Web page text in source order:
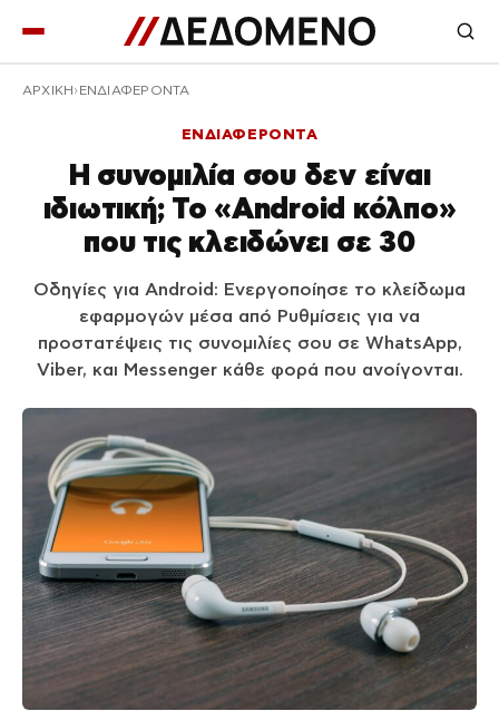
ΑΡΧΙΚΉ ΕΝΔΙΑΦΕΡΟΝΤΑ
ΕΝΔΙΑΦΕΡΟΝΤΑ
Η συνομιλία σου δεν είναι
ιδιωτική; Το «Android κόλπο»
που τις κλειδώνει σε 30
Οδηγίες για Android: Ενεργοποίησε το κλείδωμα
εφαρμογών μέσα από Ρυθμίσεις για να
προστατέψεις τις συνομιλίες σου σε WhatsApp,
Viber, και Messenger κάθε φορά που ανοίγονται.